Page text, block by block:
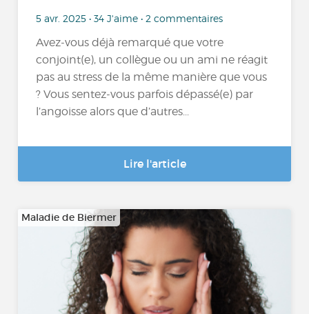
5 avr. 2025 • 34 J'aime • 2 commentaires
Avez-vous déjà remarqué que votre
conjoint(e), un collègue ou un ami ne réagit
pas au stress de la même manière que vous
? Vous sentez-vous parfois dépassé(e) par
l’angoisse alors que d’autres...
Lire l'article
Maladie de Biermer